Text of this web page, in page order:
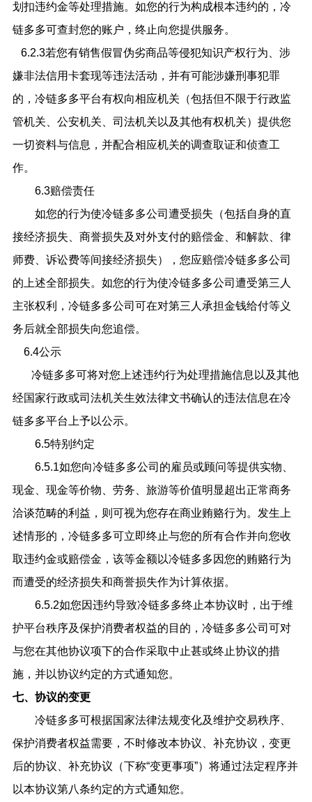
划扣违约金等处理措施。如您的行为构成根本违约的，冷
链多多可查封您的账户，终止向您提供服务。
6.2.3若您有销售假冒伪劣商品等侵犯知识产权行为、涉
嫌非法信用卡套现等违法活动，并有可能涉嫌刑事犯罪
的，冷链多多平台有权向相应机关（包括但不限于行政监
管机关、公安机关、司法机关以及其他有权机关）提供您
一切资料与信息，并配合相应机关的调查取证和侦查工
作。
6.3赔偿责任
如您的行为使冷链多多公司遭受损失（包括自身的直
接经济损失、商誉损失及对外支付的赔偿金、和解款、律
师费、诉讼费等间接经济损失），您应赔偿冷链多多公司
的上述全部损失。如您的行为使冷链多多公司遭受第三人
主张权利，冷链多多公司可在对第三人承担金钱给付等义
务后就全部损失向您追偿。
6.4公示
冷链多多可将对您上述违约行为处理措施信息以及其他
经国家行政或司法机关生效法律文书确认的违法信息在冷
链多多平台上予以公示。
6.5特别约定
6.5.1如您向冷链多多公司的雇员或顾问等提供实物、
现金、现金等价物、劳务、旅游等价值明显超出正常商务
洽谈范畴的利益，则可视为您存在商业贿赂行为。发生上
述情形的，冷链多多可立即终止与您的所有合作并向您收
取违约金或赔偿金，该等金额以冷链多多因您的贿赂行为
而遭受的经济损失和商誉损失作为计算依据。
6.5.2如您因违约导致冷链多多终止本协议时，出于维
护平台秩序及保护消费者权益的目的，冷链多多公司可对
与您在其他协议项下的合作采取中止甚或终止协议的措
施，并以协议约定的方式通知您。
七、协议的变更
冷链多多可根据国家法律法规变化及维护交易秩序、
保护消费者权益需要，不时修改本协议、补充协议，变更
后的协议、补充协议（下称“变更事项”）将通过法定程序并
以本协议第八条约定的方式通知您。